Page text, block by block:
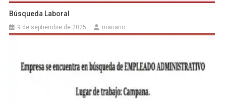
Búsqueda Laboral
9 de septiembre de 2025 mariano